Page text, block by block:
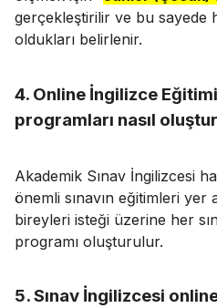
gerçekleştirilir ve bu sayede
oldukları belirlenir.
4. Online İngilizce
programları nasıl
Akademik Sınav İngilizcesi
önemli sınavın eğitimleri yer
bireyleri isteği üzerine her
programı oluşturulur.
5. Sınav İngilizcesi